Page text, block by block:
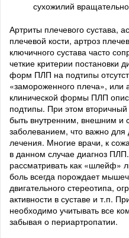
сухожилий
Артриты плечевого сустава,
плечевой кости, артроз
ключичного сустава часто
четкие критерии постановки
форм ПЛП на подтипы
«замороженного плеча», или
клинической формы ПЛП
подтипы. При этом
быть внутренним, внешним и
заболеванием, что важно
лечения. Многие врачи, к
в данном случае диагноз
рассматривать как «шлейф»
боль всегда порождает
двигательного стереотипа,
активности в суставе и т.п.
необходимо учитывать все
забывая о периартропатии.